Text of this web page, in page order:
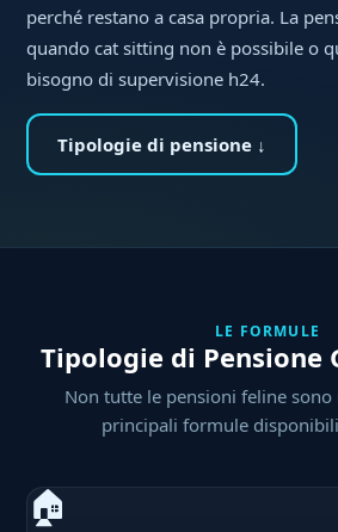
perché restano a casa propria. La
quando cat sitting non è possibile o
bisogno di supervisione h24.
Tipologie di pensione ↓
LE FORMULE
Tipologie di Pensione
Non tutte le pensioni feline
principali formule
🏠